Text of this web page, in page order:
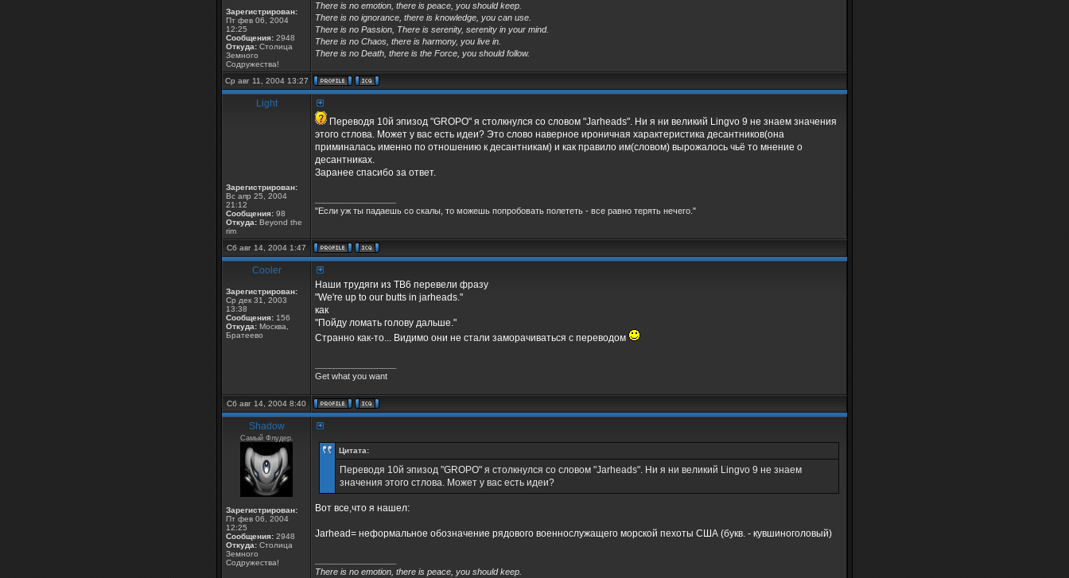
Зарегистрирован:
Пт фев 06, 2004
12:25
Сообщения: 2948
Откуда: Столица
Земного
Содружества!
There is no emotion, there is peace, you should keep.
There is no ignorance, there is knowledge, you can use.
There is no Passion, There is serenity, serenity in your mind.
There is no Chaos, there is harmony, you live in.
There is no Death, there is the Force, you should follow.
Ср авг 11, 2004 13:27
Light
Зарегистрирован:
Вс апр 25, 2004
21:12
Сообщения: 98
Откуда: Beyond the
rim
Переводя 10й эпизод "GROPO" я столкнулся со словом "Jarheads". Ни я ни великий Lingvo 9 не знаем значения
этого стлова. Может у вас есть идеи? Это слово наверное ироничная характеристика десантников(она
приминалась именно по отношению к десантникам) и как правило им(словом) вырожалось чьё то мнение о
десантниках.
Заранее спасибо за ответ.
"Если уж ты падаешь со скалы, то можешь попробовать полететь - все равно терять нечего."
Сб авг 14, 2004 1:47
Cooler
Зарегистрирован:
Ср дек 31, 2003
13:38
Сообщения: 156
Откуда: Москва,
Братеево
Наши трудяги из ТВ6 перевели фразу
"We're up to our butts in jarheads."
как
"Пойду ломать голову дальше."
Странно как-то... Видимо они не стали заморачиваться с переводом
Get what you want
Сб авг 14, 2004 8:40
Shadow
Самый Флудер.
Зарегистрирован:
Пт фев 06, 2004
12:25
Сообщения: 2948
Откуда: Столица
Земного
Содружества!
Цитата:
Переводя 10й эпизод "GROPO" я столкнулся со словом "Jarheads". Ни я ни великий Lingvo 9 не знаем
значения этого стлова. Может у вас есть идеи?
Вот все,что я нашел:
Jarhead= неформальное обозначение рядового военнослужащего морской пехоты США (букв. - кувшиноголовый)
There is no emotion, there is peace, you should keep.